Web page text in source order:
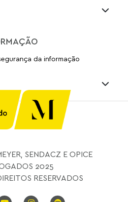
da informação
SENDACZ E OPICE
2025
RESERVADOS